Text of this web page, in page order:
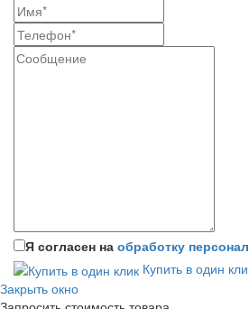
Я согласен на обработку
Купить в один
Закрыть окно